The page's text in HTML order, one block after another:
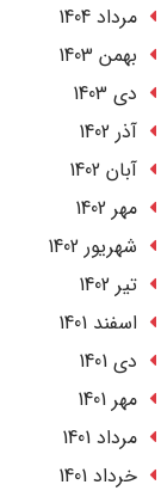
مرداد 1404
بهمن 1403
دی 1403
آذر 1402
آبان 1402
مهر 1402
شهریور 1402
تير 1402
اسفند 1401
دی 1401
مهر 1401
مرداد 1401
خرداد 1401